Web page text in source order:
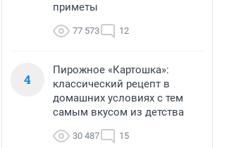
приметы
77 573 12
4
Пирожное «Картошка»:
классический рецепт в
домашних условиях с тем
самым вкусом из детства
30 487 15